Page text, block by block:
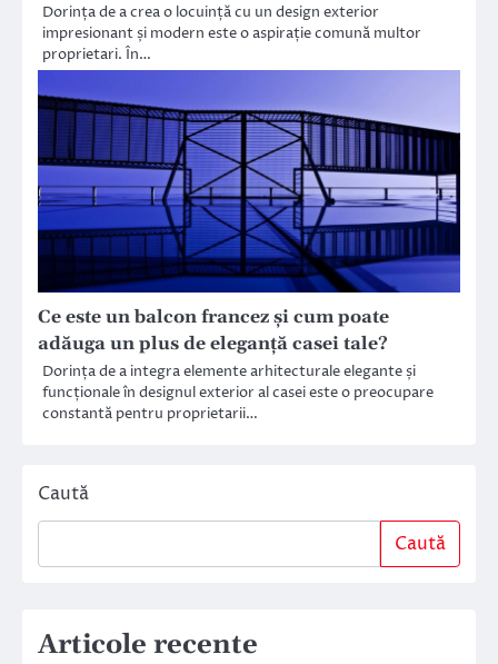
Dorința de a crea o locuință cu un design exterior
impresionant și modern este o aspirație comună multor
proprietari. În…
Ce este un balcon francez și cum poate
adăuga un plus de eleganță casei tale?
Dorința de a integra elemente arhitecturale elegante și
funcționale în designul exterior al casei este o preocupare
constantă pentru proprietarii…
Caută
Caută
Articole recente